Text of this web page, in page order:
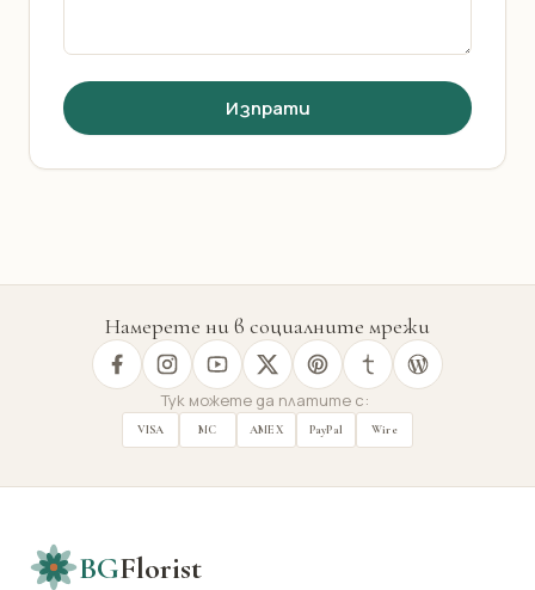
Изпрати
Намерете ни в социалните мрежи
Тук можете да платите с:
VISA MC AMEX PayPal Wire
BGFlorist